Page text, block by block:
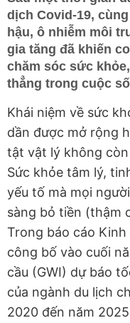
dịch Covid-19,
hậu, ô nhiễm môi
gia tăng đã khiến
chăm sóc sức
thẳng trong cuộc
Khái niệm về sức
dần được mở rộng
tật vật lý không
Sức khỏe tâm lý,
yếu tố mà mọi
sàng bỏ tiền (thậm
Trong báo cáo
công bố vào cuối
cầu (GWI) dự báo
của ngành du lịch
2020 đến năm